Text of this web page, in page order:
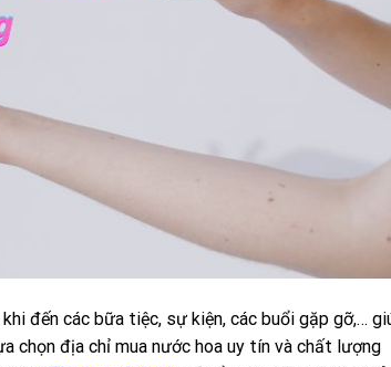
đến các bữa tiệc, sự kiện, các buổi gặp gỡ,…
chọn địa chỉ mua nước hoa uy tín và chất lượng